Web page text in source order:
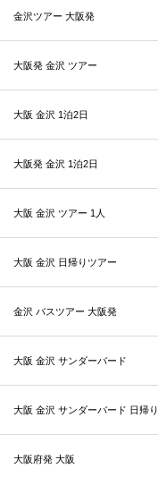
金沢ツアー 大阪発
大阪発 金沢 ツアー
大阪 金沢 1泊2日
大阪発 金沢 1泊2日
大阪 金沢 ツアー 1人
大阪 金沢 日帰りツアー
金沢 バスツアー 大阪発
大阪 金沢 サンダーバード
大阪 金沢 サンダーバード 日帰り
大阪府発 大阪